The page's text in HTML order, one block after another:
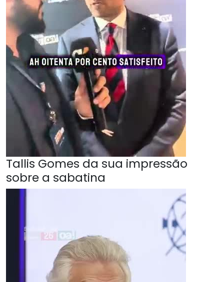
Tallis Gomes da sua impressão
sobre a sabatina